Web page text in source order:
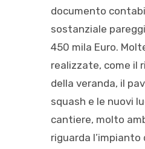
documento
sostanziale
450 mila Euro.
realizzate, come il
della veranda, il
squash e le nuovi
cantiere, molto
riguarda l’impianto